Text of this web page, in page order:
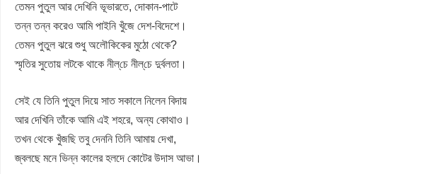
তেমন পুতুল আর দেখিনি ভূভারতে, দোকান-পাটে
তন্ন তন্ন করেও আমি পাইনি খুঁজে দেশ-বিদেশে।
তেমন পুতুল ঝরে শুধু অলৌকিকের মুঠো থেকে?
স্মৃতির সুতোয় লটকে থাকে নীল্‌চে নীল্‌চে দুর্বলতা।
সেই যে তিনি পুতুল দিয়ে সাত সকালে নিলেন বিদায়
আর দেখিনি তাঁকে আমি এই শহরে, অন্য কোথাও।
তখন থেকে খুঁজছি তবু দেননি তিনি আমায় দেখা,
জ্বলছে মনে ভিন্ন কালের হলদে কোটের উদাস আভা।